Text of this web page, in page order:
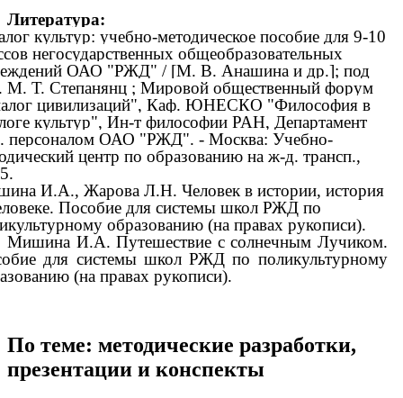
Литература:
культур: учебно-методическое пособие для 9-10
негосударственных общеобразовательных
ОАО "РЖД" / [М. В. Анашина и др.]; под
М. Т. Степанянц ; Мировой общественный форум
цивилизаций", Каф. ЮНЕСКО "Философия в
культур", Ин-т философии РАН, Департамент
персоналом ОАО "РЖД". - Москва: Учебно-
центр по образованию на ж-д. трансп.,
И.А., Жарова Л.Н. Человек в истории, история
Пособие для системы школ РЖД по
образованию (на правах рукописи).
Мишина И.А. Путешествие с солнечным Лучиком.
для системы школ РЖД по поликультурному
(на правах рукописи).
По теме: методические разработки,
презентации и конспекты